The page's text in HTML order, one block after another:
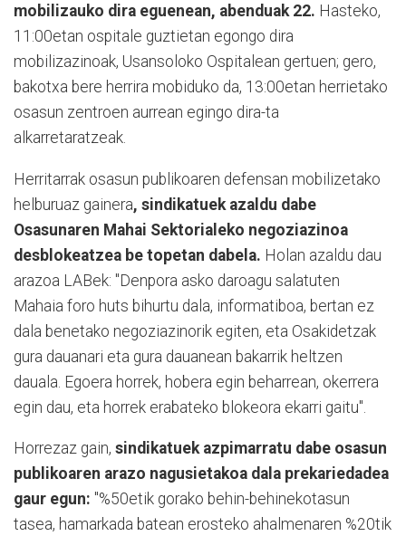
mobilizauko dira eguenean, abenduak 22. Hasteko,
11:00etan ospitale guztietan egongo dira
mobilizazinoak, Usansoloko Ospitalean gertuen; gero,
bakotxa bere herrira mobiduko da, 13:00etan herrietako
osasun zentroen aurrean egingo dira-ta
alkarretaratzeak.
Herritarrak osasun publikoaren defensan mobilizetako
helburuaz gainera, sindikatuek azaldu dabe
Osasunaren Mahai Sektorialeko negoziazinoa
desblokeatzea be topetan dabela. Holan azaldu dau
arazoa LABek: "Denpora asko daroagu salatuten
Mahaia foro huts bihurtu dala, informatiboa, bertan ez
dala benetako negoziazinorik egiten, eta Osakidetzak
gura dauanari eta gura dauanean bakarrik heltzen
dauala. Egoera horrek, hobera egin beharrean, okerrera
egin dau, eta horrek erabateko blokeora ekarri gaitu".
Horrezaz gain, sindikatuek azpimarratu dabe osasun
publikoaren arazo nagusietakoa dala prekariedadea
gaur egun: "%50etik gorako behin-behinekotasun
tasea, hamarkada batean erosteko ahalmenaren %20tik